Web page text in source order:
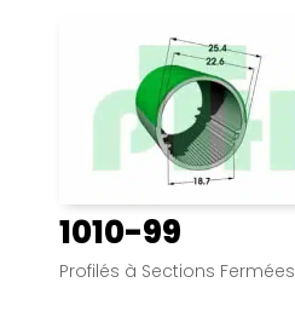
1010-99
Profilés à Sections Fermées